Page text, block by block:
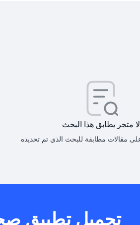
لا متجر يطابق هذا البحث
تحميل تطبيق